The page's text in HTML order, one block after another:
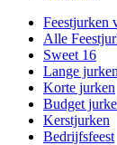
Feestjurken
Alle
Sweet 16
Lange jurken
Korte jurken
Budget
Kerstjurken
Bedrijfsfeest